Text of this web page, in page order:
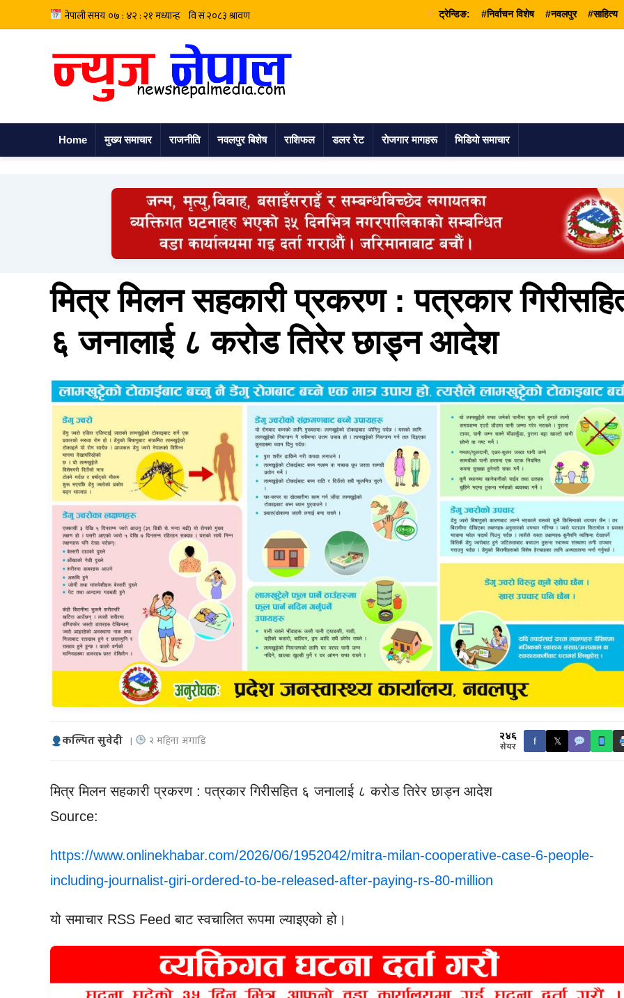
ट्रेन्डिङ: #निर्वाचन विशेष #नवलपुर #साहित्य
Home मुख्य समाचार राजनीति नवलपुर बिशेष राशिफल डलर रेट राेजगार मागहरू भिडियाे समाचार
मित्र मिलन सहकारी प्रकरण : पत्रकार
६ जनालाई ८ करोड तिरेर छाड्न आदेश
कल्पित सुवेदी | २ महिना अगाडि २४६
सेयर
f 𝕏
मित्र मिलन सहकारी प्रकरण : पत्रकार गिरीसहित ६ जनालाई ८ करोड तिरेर छाड्न आदेश
Source:
https://www.onlinekhabar.com/2026/06/1952042/mitra-milan-cooperative-case-6-people-
including-journalist-giri-ordered-to-be-released-after-paying-rs-80-million
यो समाचार RSS Feed बाट स्वचालित रूपमा ल्याइएको हो।